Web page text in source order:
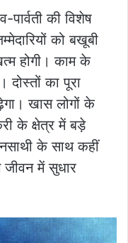
की विशेष
को बखूबी
होगी। काम के
का पूरा
खास लोगों के
के क्षेत्र में बड़े
के साथ कहीं
में सुधार